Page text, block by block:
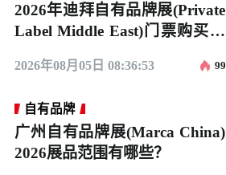
2026年迪拜自有品牌展(Private
Label Middle East)门票购买途
2026年08月05日 08:36:53 99
自有品牌
广州自有品牌展(Marca China)
2026展品范围有哪些？